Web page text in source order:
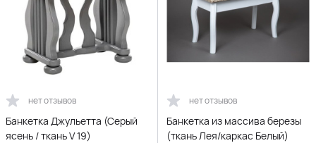
нет отзывов
Банкетка Джульетта (Серый
ясень / ткань V 19)
нет отзывов
Банкетка из массива березы
(ткань Лея/каркас Белый)